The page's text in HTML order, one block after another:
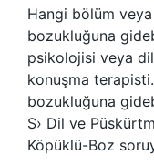
Hangi bölüm
bozukluğuna
psikolojisi veya
konuşma
bozukluğuna
S› Dil ve
Köpüklü-Boz